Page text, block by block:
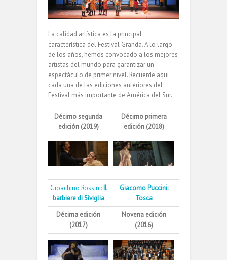
La calidad artística es la principal
característica del Festival Granda. A lo largo
de los años, hemos convocado a los mejores
artistas del mundo para garantizar un
espectáculo de primer nivel. Recuerde aquí
cada una de las ediciones anteriores del
Festival más importante de América del Sur.
Décimo segunda
edición (2019)
Décimo primera
edición (2018)
Gioachino Rossini: Il
barbiere di Siviglia
Giacomo Puccini:
Tosca
Décima edición
(2017)
Novena edición
(2016)